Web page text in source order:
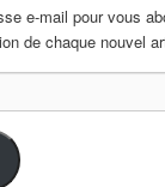
e-mail pour vous
de chaque nouvel